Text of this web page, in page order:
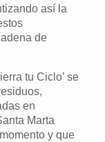
así la
de
tu Ciclo’ se
en
Marta
y que